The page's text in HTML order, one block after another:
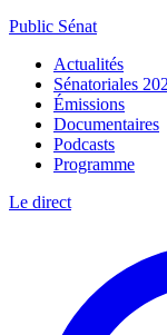
Public Sénat
Actualités
Sénatoriales
Émissions
Documentaires
Podcasts
Programme
Le direct